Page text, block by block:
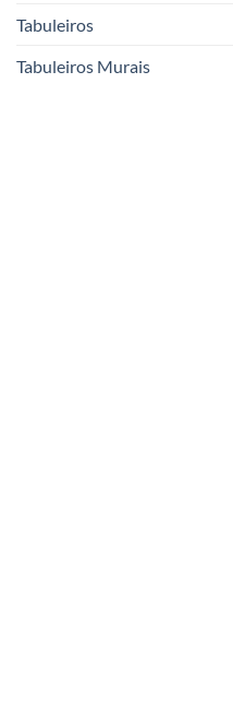
Tabuleiros
Tabuleiros Murais